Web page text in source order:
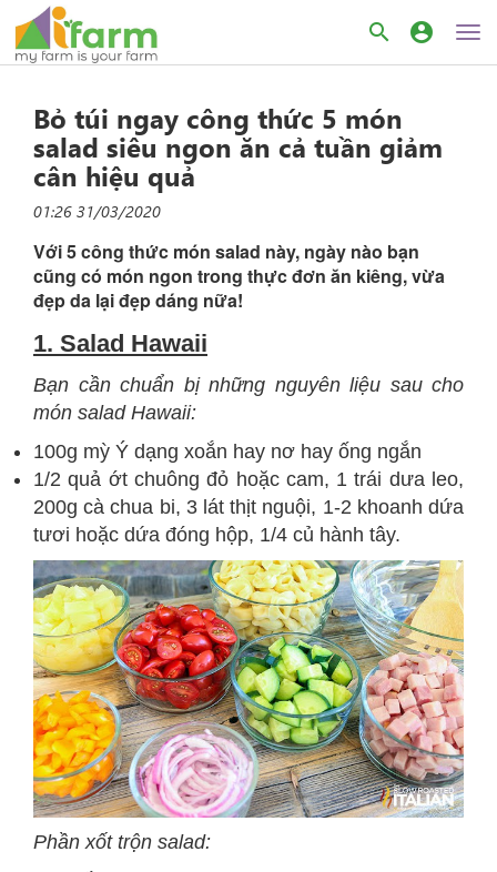
search account_circle
Bỏ túi ngay công thức 5 món
salad siêu ngon ăn cả tuần giảm
cân hiệu quả
01:26 31/03/2020
Với 5 công thức món salad này, ngày nào bạn
cũng có món ngon trong thực đơn ăn kiêng, vừa
đẹp da lại đẹp dáng nữa!
1. Salad Hawaii
Bạn cần chuẩn bị những nguyên liệu sau cho
món salad Hawaii:
100g mỳ Ý dạng xoắn hay nơ hay ống ngắn
1/2 quả ớt chuông đỏ hoặc cam, 1 trái dưa leo,
200g cà chua bi, 3 lát thịt nguội, 1-2 khoanh dứa
tươi hoặc dứa đóng hộp, 1/4 củ hành tây.
Phần xốt trộn salad: